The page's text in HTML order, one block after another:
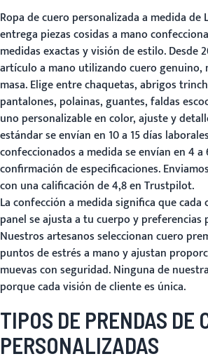
Ropa de cuero personalizada a medida de
entrega piezas cosidas a mano
medidas exactas y visión de estilo. Desde
artículo a mano utilizando cuero genuino,
masa. Elige entre chaquetas, abrigos
pantalones, polainas, guantes, faldas
uno personalizable en color, ajuste y
estándar se envían en 10 a 15 días
confeccionados a medida se envían en 4 a
confirmación de especificaciones.
con una calificación de 4,8 en Trustpilot.
La confección a medida significa que
panel se ajusta a tu cuerpo y preferencias
Nuestros artesanos seleccionan cuero
puntos de estrés a mano y ajustan
muevas con seguridad. Ninguna de
porque cada visión de cliente es única.
TIPOS DE PRENDAS DE
PERSONALIZADAS